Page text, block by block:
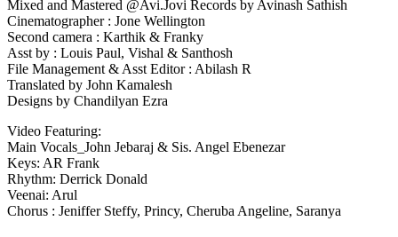
Mixed and Mastered @Avi.Jovi Records by Avinash Sathish
Cinematographer : Jone Wellington
Second camera : Karthik & Franky
Asst by : Louis Paul, Vishal & Santhosh
File Management & Asst Editor : Abilash R
Translated by John Kamalesh
Designs by Chandilyan Ezra
Video Featuring:
Main Vocals_John Jebaraj & Sis. Angel Ebenezar
Keys: AR Frank
Rhythm: Derrick Donald
Veenai: Arul
Chorus : Jeniffer Steffy, Princy, Cheruba Angeline, Saranya